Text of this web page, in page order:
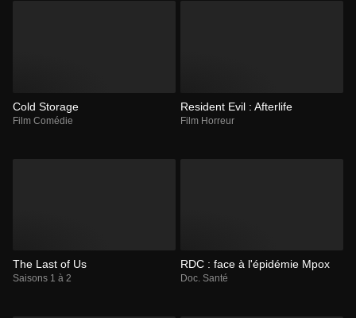
Cold Storage
Film Comédie
Resident Evil : Afterlife
Film Horreur
The Last of Us
Saisons 1 à 2
RDC : face à l'épidémie Mpox
Doc. Santé